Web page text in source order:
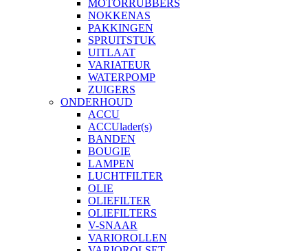
MOTORRUBBERS
NOKKENAS
PAKKINGEN
SPRUITSTUK
UITLAAT
VARIATEUR
WATERPOMP
ZUIGERS
ONDERHOUD
ACCU
ACCUlader(s)
BANDEN
BOUGIE
LAMPEN
LUCHTFILTER
OLIE
OLIEFILTER
OLIEFILTERS
V-SNAAR
VARIOROLLEN